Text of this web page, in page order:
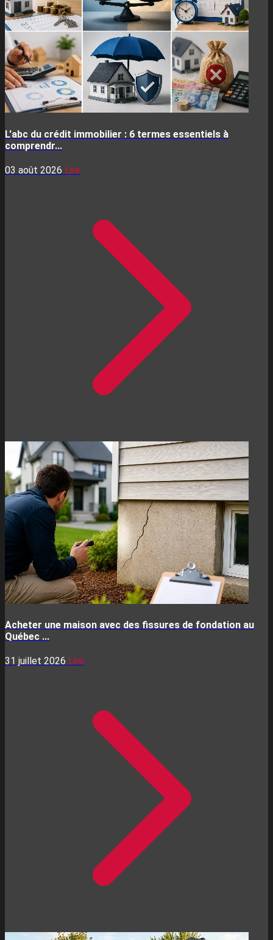
L'abc du crédit immobilier : 6 termes essentiels à
comprendr...
03 août 2026 Lire
Acheter une maison avec des fissures de fondation au
Québec ...
31 juillet 2026 Lire